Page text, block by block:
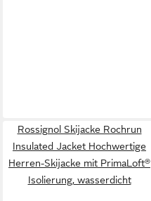
Rossignol Skijacke Rochrun
Insulated Jacket Hochwertige
Herren-Skijacke mit PrimaLoft®
Isolierung, wasserdicht